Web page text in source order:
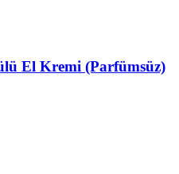
El Kremi (Parfümsüz)